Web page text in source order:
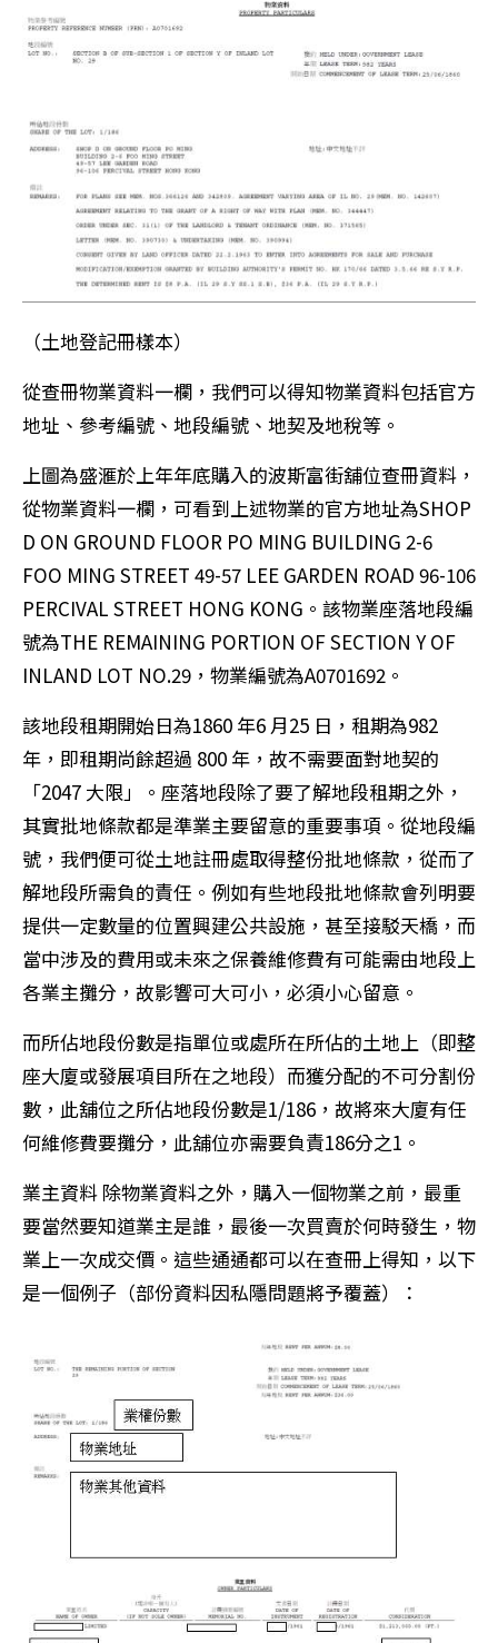
（土地登記冊樣本）
從查冊物業資料一欄，我們可以得知物業資料包括官方
地址、參考編號、地段編號、地契及地稅等。
上圖為盛滙於上年年底購入的波斯富街舖位查冊資料，
從物業資料一欄，可看到上述物業的官方地址為SHOP
D ON GROUND FLOOR PO MING BUILDING 2-6
FOO MING STREET 49-57 LEE GARDEN ROAD 96-106
PERCIVAL STREET HONG KONG。該物業座落地段編
號為THE REMAINING PORTION OF SECTION Y OF
INLAND LOT NO.29，物業編號為A0701692。
該地段租期開始日為1860 年6 月25 日，租期為982
年，即租期尚餘超過 800 年，故不需要面對地契的
「2047 大限」。座落地段除了要了解地段租期之外，
其實批地條款都是準業主要留意的重要事項。從地段編
號，我們便可從土地註冊處取得整份批地條款，從而了
解地段所需負的責任。例如有些地段批地條款會列明要
提供一定數量的位置興建公共設施，甚至接駁天橋，而
當中涉及的費用或未來之保養維修費有可能需由地段上
各業主攤分，故影響可大可小，必須小心留意。
而所佔地段份數是指單位或處所在所佔的土地上（即整
座大廈或發展項目所在之地段）而獲分配的不可分割份
數，此舖位之所佔地段份數是1/186，故將來大廈有任
何維修費要攤分，此舖位亦需要負責186分之1。
業主資料 除物業資料之外，購入一個物業之前，最重
要當然要知道業主是誰，最後一次買賣於何時發生，物
業上一次成交價。這些通通都可以在查冊上得知，以下
是一個例子（部份資料因私隱問題將予覆蓋）：